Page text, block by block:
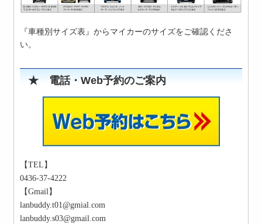
『車種別サイズ表』からマイカーのサイズをご確認くださ
い。
★ 電話・Web予約のご案内
【TEL】
0436-37-4222
【Gmail】
lanbuddy.t01@gmial.com
lanbuddy.s03@gmail.com